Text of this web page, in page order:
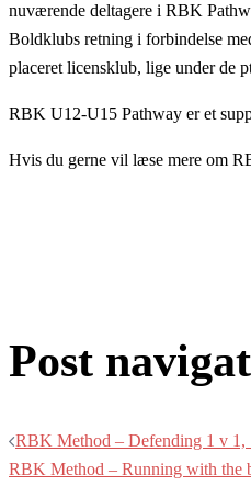
nuværende deltagere i RBK
Boldklubs retning i forbindelse
placeret licensklub, lige under de
RBK U12-U15 Pathway er et
Hvis du gerne vil læse mere om
Post
RBK Method – Defending 1 v 1,
RBK Method – Running with the